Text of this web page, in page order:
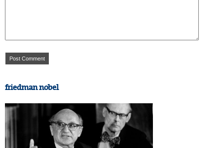
friedman nobel